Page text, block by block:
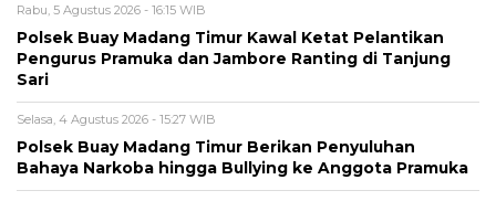
Rabu, 5 Agustus 2026 - 16:15 WIB
Polsek Buay Madang Timur Kawal Ketat Pelantikan
Pengurus Pramuka dan Jambore Ranting di Tanjung
Sari
Selasa, 4 Agustus 2026 - 15:27 WIB
Polsek Buay Madang Timur Berikan Penyuluhan
Bahaya Narkoba hingga Bullying ke Anggota Pramuka